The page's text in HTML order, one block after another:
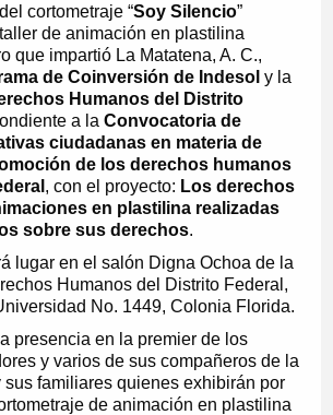
cortometraje “Soy Silencio”
de animación en plastilina
que impartió La Matatena, A. C.,
de Coinversión de Indesol y la
Humanos del Distrito
a la Convocatoria de
ciudadanas en materia de
de los derechos humanos
, con el proyecto: Los derechos
en plastilina realizadas
sobre sus derechos.
lugar en el salón Digna Ochoa de la
Humanos del Distrito Federal,
No. 1449, Colonia Florida.
presencia en la premier de los
y varios de sus compañeros de la
sus familiares quienes exhibirán por
de animación en plastilina